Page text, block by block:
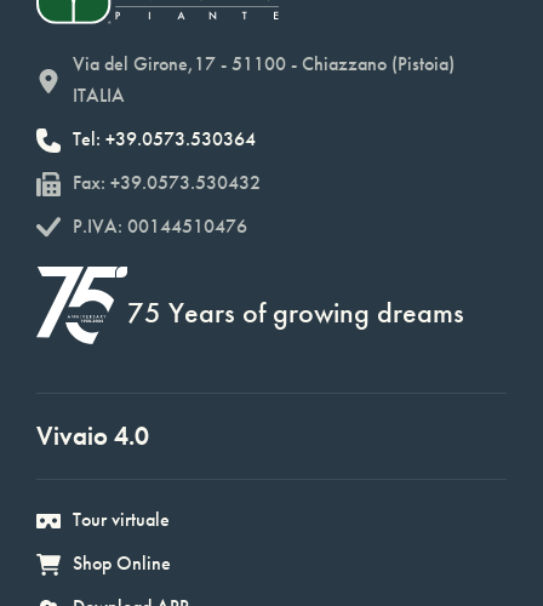
Via del Girone,17 - 51100 - Chiazzano (Pistoia)
ITALIA
Tel: +39.0573.530364
Fax: +39.0573.530432
P.IVA: 00144510476
75 Years of growing dreams
Vivaio 4.0
Tour virtuale
Shop Online